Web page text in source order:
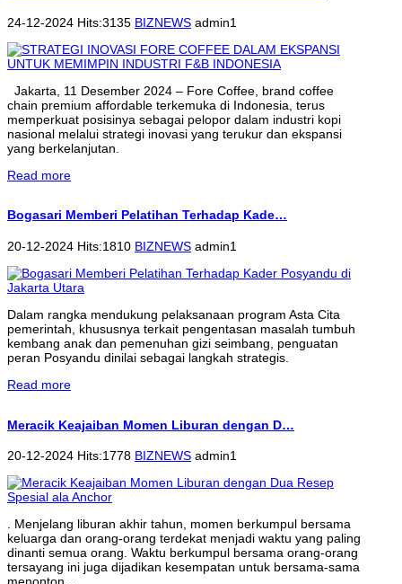
24-12-2024 Hits:3135 BIZNEWS admin1
Jakarta, 11 Desember 2024 – Fore Coffee, brand coffee
chain premium affordable terkemuka di Indonesia, terus
memperkuat posisinya sebagai pelopor dalam industri kopi
nasional melalui strategi inovasi yang terukur dan ekspansi
yang berkelanjutan.
Read more
Bogasari Memberi Pelatihan Terhadap Kade…
20-12-2024 Hits:1810 BIZNEWS admin1
Dalam rangka mendukung pelaksanaan program Asta Cita
pemerintah, khususnya terkait pengentasan masalah tumbuh
kembang anak dan pemenuhan gizi seimbang, penguatan
peran Posyandu dinilai sebagai langkah strategis.
Read more
Meracik Keajaiban Momen Liburan dengan D…
20-12-2024 Hits:1778 BIZNEWS admin1
. Menjelang liburan akhir tahun, momen berkumpul bersama
keluarga dan orang-orang terdekat menjadi waktu yang paling
dinanti semua orang. Waktu berkumpul bersama orang-orang
tersayang ini juga dijadikan kesempatan untuk bersama-sama